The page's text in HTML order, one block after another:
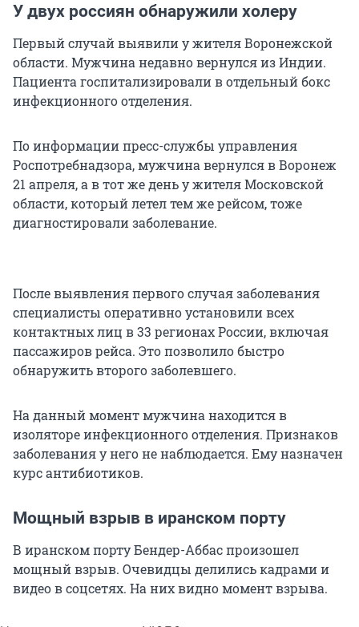
У двух россиян обнаружили холеру
Первый случай выявили у жителя Воронежской
области. Мужчина недавно вернулся из Индии.
Пациента госпитализировали в отдельный бокс
инфекционного отделения.
По информации пресс-службы управления
Роспотребнадзора, мужчина вернулся в Воронеж
21 апреля, а в тот же день у жителя Московской
области, который летел тем же рейсом, тоже
диагностировали заболевание.
После выявления первого случая заболевания
специалисты оперативно установили всех
контактных лиц в 33 регионах России, включая
пассажиров рейса. Это позволило быстро
обнаружить второго заболевшего.
На данный момент мужчина находится в
изоляторе инфекционного отделения. Признаков
заболевания у него не наблюдается. Ему назначен
курс антибиотиков.
Мощный взрыв в иранском порту
В иранском порту Бендер-Аббас произошел
мощный взрыв. Очевидцы делились кадрами и
видео в соцсетях. На них видно момент взрыва.